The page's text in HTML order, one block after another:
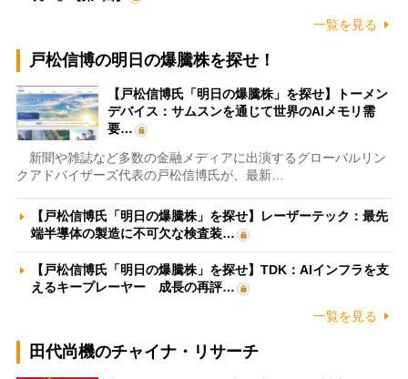
一覧を見る
戸松信博の明日の爆騰株を探せ！
【戸松信博氏「明日の爆騰株」を探せ】トーメン
デバイス：サムスンを通じて世界のAIメモリ需
要…
新聞や雑誌など多数の金融メディアに出演するグローバルリン
クアドバイザーズ代表の戸松信博氏が、最新…
【戸松信博氏「明日の爆騰株」を探せ】レーザーテック：最先
端半導体の製造に不可欠な検査装…
【戸松信博氏「明日の爆騰株」を探せ】TDK：AIインフラを支
えるキープレーヤー 成長の再評…
一覧を見る
田代尚機のチャイナ・リサーチ